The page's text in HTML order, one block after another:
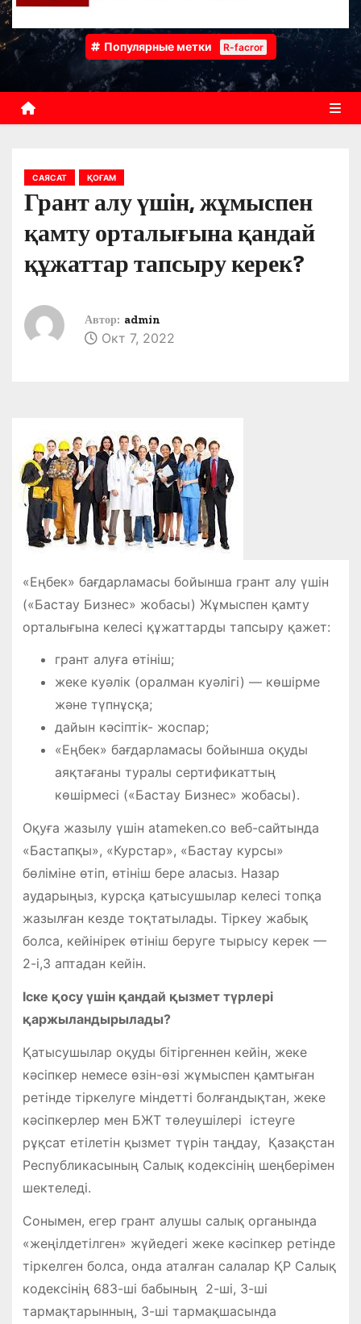
Популярные метки R-facror
САЯСАТ ҚОҒАМ
Грант алу үшін, жұмыспен
қамту орталығына қандай
құжаттар тапсыру керек?
Автор: admin
Окт 7, 2022
«Еңбек» бағдарламасы бойынша грант алу үшін
(«Бастау Бизнес» жобасы) Жұмыспен қамту
орталығына келесі құжаттарды тапсыру қажет:
грант алуға өтініш;
жеке куәлік (оралман куәлігі) — көшірме
және түпнұсқа;
дайын кәсіптік- жоспар;
«Еңбек» бағдарламасы бойынша оқуды
аяқтағаны туралы сертификаттың
көшірмесі («Бастау Бизнес» жобасы).
Оқуға жазылу үшін atameken.co веб-сайтында
«Бастапқы», «Курстар», «Бастау курсы»
бөліміне өтіп, өтініш бере аласыз. Назар
аударыңыз, курсқа қатысушылар келесі топқа
жазылған кезде тоқтатылады. Тіркеу жабық
болса, кейінірек өтініш беруге тырысу керек —
2-і,3 аптадан кейін.
Іске қосу үшін қандай қызмет түрлері
қаржыландырылады?
Қатысушылар оқуды бітіргеннен кейін, жеке
кәсіпкер немесе өзін-өзі жұмыспен қамтыған
ретінде тіркелуге міндетті болғандықтан, жеке
кәсіпкерлер мен БЖТ төлеушілері істеуге
рұқсат етілетін қызмет түрін таңдау, Қазақстан
Республикасының Салық кодексінің шеңберімен
шектеледі.
Сонымен, егер грант алушы салық органында
«жеңілдетілген» жүйедегі жеке кәсіпкер ретінде
тіркелген болса, онда аталған салалар ҚР Салық
кодексінің 683-ші бабының 2-ші, 3-ші
тармақтарынның, 3-ші тармақшасында